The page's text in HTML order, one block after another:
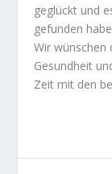
geglückt und
gefunden
Wir wünschen
Gesundheit
Zeit mit den